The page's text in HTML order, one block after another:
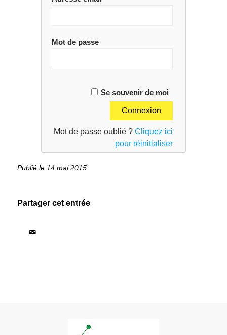
Mot de passe
Se souvenir de moi
Mot de passe oublié ? Cliquez ici
pour réinitialiser
14 mai 2015
Partager cet entrée